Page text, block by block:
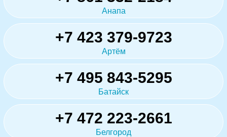
Анапа
+7 423 379-9723
Артём
+7 495 843-5295
Батайск
+7 472 223-2661
Белгород